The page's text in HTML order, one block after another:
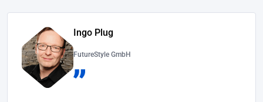
Ingo Plug
FutureStyle GmbH